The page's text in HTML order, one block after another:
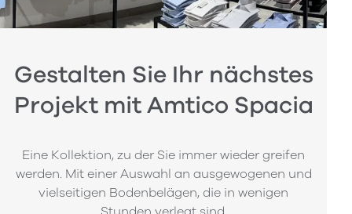
Gestalten Sie Ihr nächstes
Projekt mit Amtico Spacia
Eine Kollektion, zu der Sie immer wieder greifen
werden. Mit einer Auswahl an ausgewogenen und
vielseitigen Bodenbelägen, die in wenigen